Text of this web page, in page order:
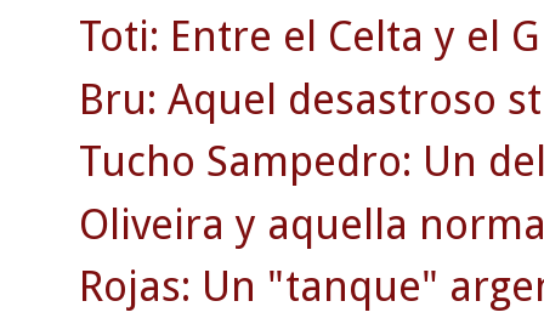
Toti: Entre el Celta y el
Bru: Aquel desastroso
Tucho Sampedro: Un
Oliveira y aquella
Rojas: Un "tanque"